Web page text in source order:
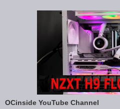
OCinside YouTube Channel